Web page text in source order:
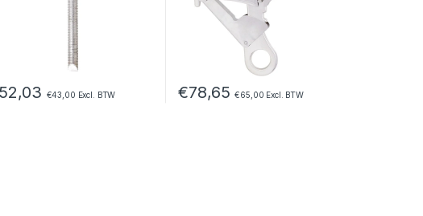
52,03 €43,00 Excl. BTW €78,65 €65,00 Excl. BTW